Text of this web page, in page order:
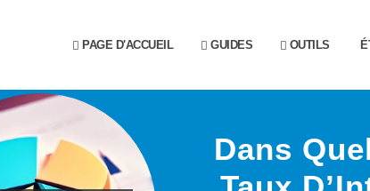
PAGE D'ACCUEIL GUIDES OUTILS
Dans